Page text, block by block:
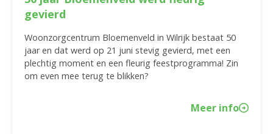
gevierd
Woonzorgcentrum Bloemenveld in Wilrijk bestaat 50
jaar en dat werd op 21 juni stevig gevierd, met een
plechtig moment en een fleurig feestprogramma! Zin
om even mee terug te blikken?
Meer info